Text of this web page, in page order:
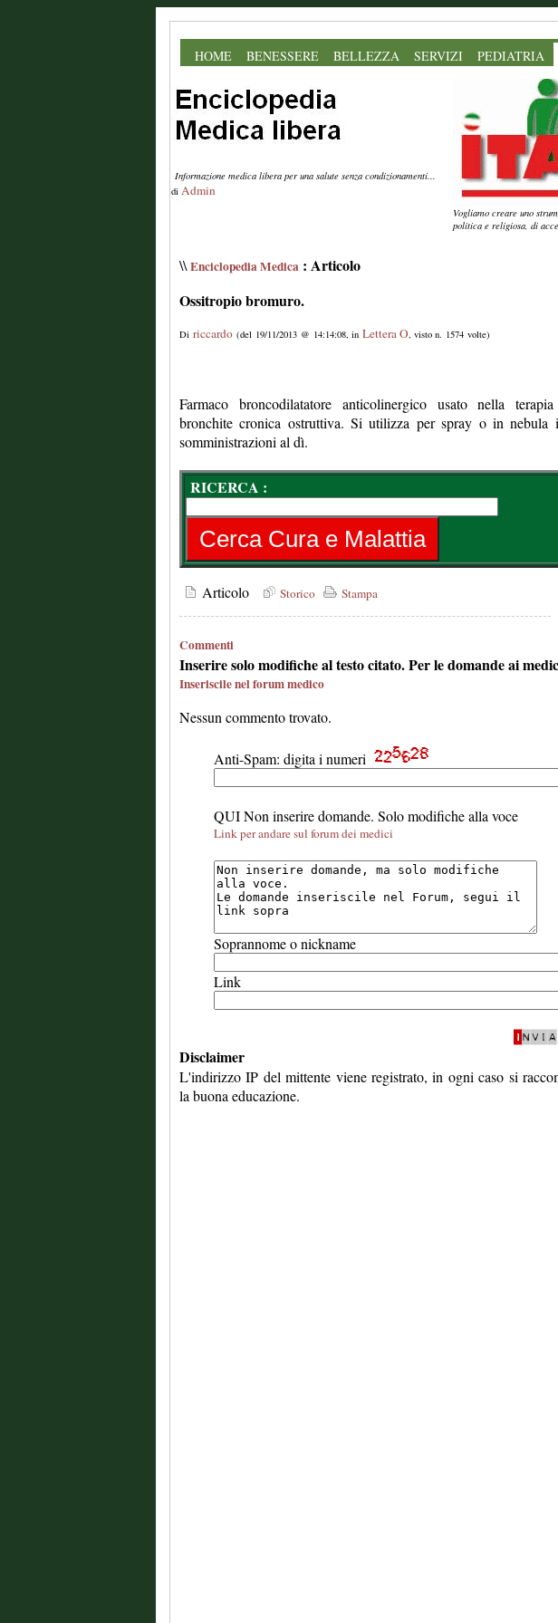
HOME BENESSERE BELLEZZA SERVIZI PEDIATRIA
Informazione medica libera per una salute senza condizionamenti...
di Admin
Vogliamo creare uno
politica e religiosa, di
\\Enciclopedia Medica : Articolo
Ossitropio bromuro.
Di riccardo (del 19/11/2013 @ 14:14:08, in Lettera O, visto n. 1574 volte)
Farmaco broncodilatatore anticolinergico usato nella
bronchite cronica ostruttiva. Si utilizza per spray o in nebula
somministrazioni al dì.
RICERCA :
Articolo Storico Stampa
Commenti
Inserire solo modifiche al testo citato. Per le domande ai
Inseriscile nel forum medico
Nessun commento trovato.
Anti-Spam: digita i numeri
QUI Non inserire domande. Solo modifiche alla voce
Link per andare sul forum dei medici
Soprannome o nickname
Link
Disclaimer
L'indirizzo IP del mittente viene registrato, in ogni caso si
la buona educazione.